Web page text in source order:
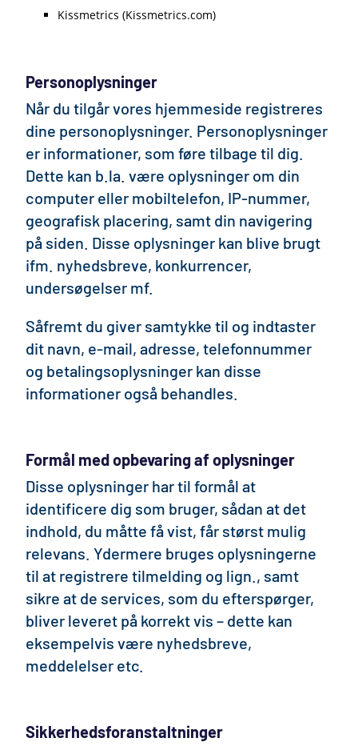
Kissmetrics (Kissmetrics.com)
Personoplysninger
Når du tilgår vores hjemmeside registreres
dine personoplysninger. Personoplysninger
er informationer, som føre tilbage til dig.
Dette kan b.la. være oplysninger om din
computer eller mobiltelefon, IP-nummer,
geografisk placering, samt din navigering
på siden. Disse oplysninger kan blive brugt
ifm. nyhedsbreve, konkurrencer,
undersøgelser mf.
Såfremt du giver samtykke til og indtaster
dit navn, e-mail, adresse, telefonnummer
og betalingsoplysninger kan disse
informationer også behandles.
Formål med opbevaring af oplysninger
Disse oplysninger har til formål at
identificere dig som bruger, sådan at det
indhold, du måtte få vist, får størst mulig
relevans. Ydermere bruges oplysningerne
til at registrere tilmelding og lign., samt
sikre at de services, som du efterspørger,
bliver leveret på korrekt vis – dette kan
eksempelvis være nyhedsbreve,
meddelelser etc.
Sikkerhedsforanstaltninger